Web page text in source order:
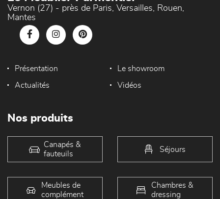
Vernon (27) - près de Paris, Versailles, Rouen,
Mantes
Présentation Le showroom
Actualités Vidéos
Nos produits
Canapés &
fauteuils
Séjours
Meubles de
complément
Chambres &
dressing